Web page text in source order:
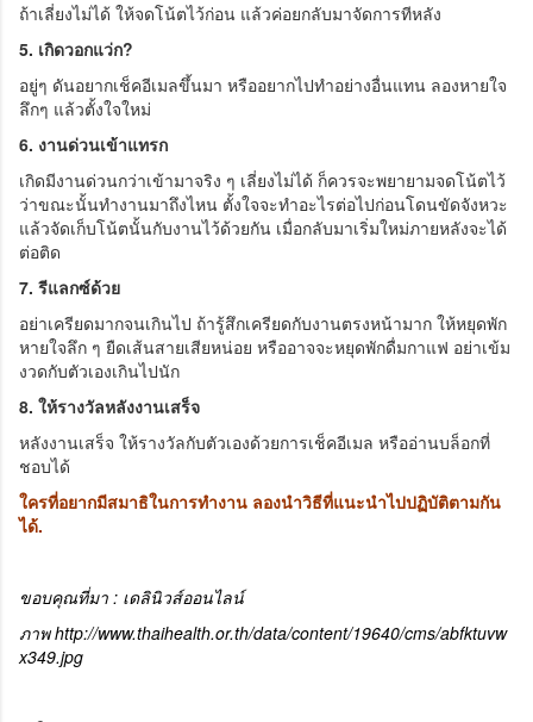
ถ้าเลี่ยงไม่ได้ ให้จดโน้ตไว้ก่อน แล้วค่อยกลับมาจัดการทีหลัง
5. เกิดวอกแว่ก?
อยู่ๆ ดันอยากเช็คอีเมลขึ้นมา หรืออยากไปทำอย่างอื่นแทน ลองหายใจ
ลึกๆ แล้วตั้งใจใหม่
6. งานด่วนเข้าแทรก
เกิดมีงานด่วนกว่าเข้ามาจริง ๆ เลี่ยงไม่ได้ ก็ควรจะพยายามจดโน้ตไว้
ว่าขณะนั้นทำงานมาถึงไหน ตั้งใจจะทำอะไรต่อไปก่อนโดนขัดจังหวะ
แล้วจัดเก็บโน้ตนั้นกับงานไว้ด้วยกัน เมื่อกลับมาเริ่มใหม่ภายหลังจะได้
ต่อติด
7. รีแลกซ์ด้วย
อย่าเครียดมากจนเกินไป ถ้ารู้สึกเครียดกับงานตรงหน้ามาก ให้หยุดพัก
หายใจลึก ๆ ยืดเส้นสายเสียหน่อย หรืออาจจะหยุดพักดื่มกาแฟ อย่าเข้ม
งวดกับตัวเองเกินไปนัก
8. ให้รางวัลหลังงานเสร็จ
หลังงานเสร็จ ให้รางวัลกับตัวเองด้วยการเช็คอีเมล หรืออ่านบล็อกที่
ชอบได้
ใครที่อยากมีสมาธิในการทำงาน ลองนำวิธีที่แนะนำไปปฏิบัติตามกัน
ได้.
ขอบคุณที่มา : เดลินิวส์ออนไลน์
ภาพ http://www.thaihealth.or.th/data/content/19640/cms/abfktuvw
x349.jpg